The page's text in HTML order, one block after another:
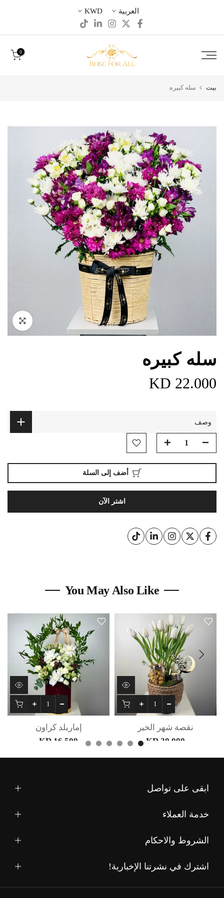
المحتوى
العربية KWD
0
بيت سله كبيره
اضغط
سله كبيره
22.000 KD
وصف
أضف إلى السلة
اشتر الآن
You May Also Like
نقصة شهر الخير
30.000 KD
إماريلد كراون
16.500 KD
ابقى على تواصل
خدمة العملاء
الشروط والاحكام
اشترك في نشرتنا الإخبارية!